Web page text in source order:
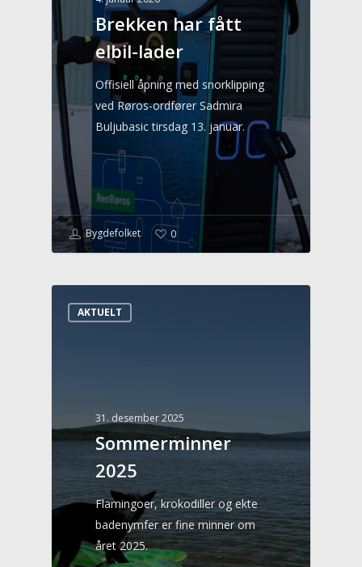
Brekken har fått
elbil-lader
Offisiell åpning med snorklipping
ved Røros-ordfører Sadmira
Buljubasic tirsdag 13. januar.
Bygdefolket 0
AKTUELT
31. desember 2025
Sommerminner
2025
Flamingoer, krokodiller og ekte
badenymfer er fine minner om
året 2025.